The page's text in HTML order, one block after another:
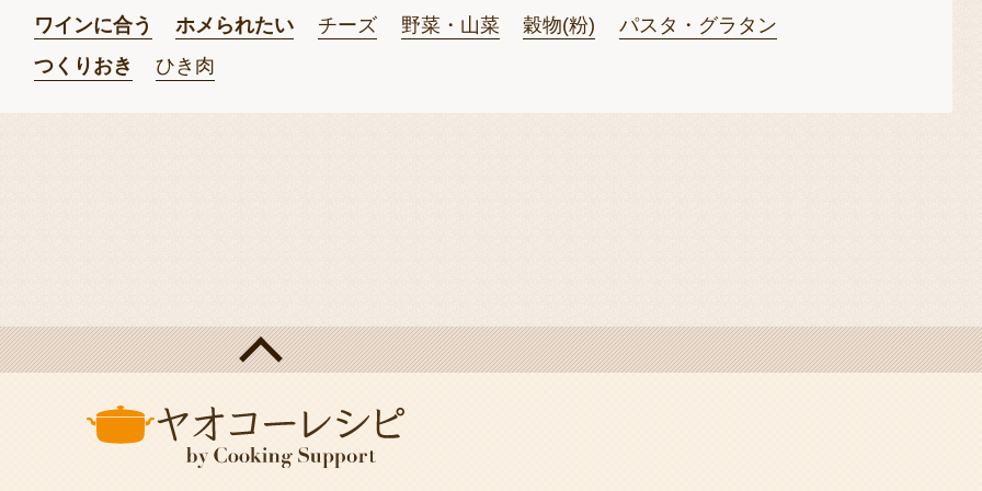
ワインに合う ホメられたい チーズ 野菜・山菜 穀物(粉)
パスタ・グラタン
つくりおき
ひき肉